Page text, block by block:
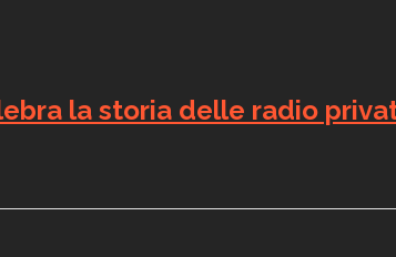
la storia delle radio